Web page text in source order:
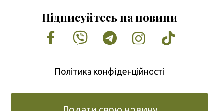
Підписуйтесь на новини
Facebook
VimeoTumblrInstagram
Tiktok
Політика конфіденційності